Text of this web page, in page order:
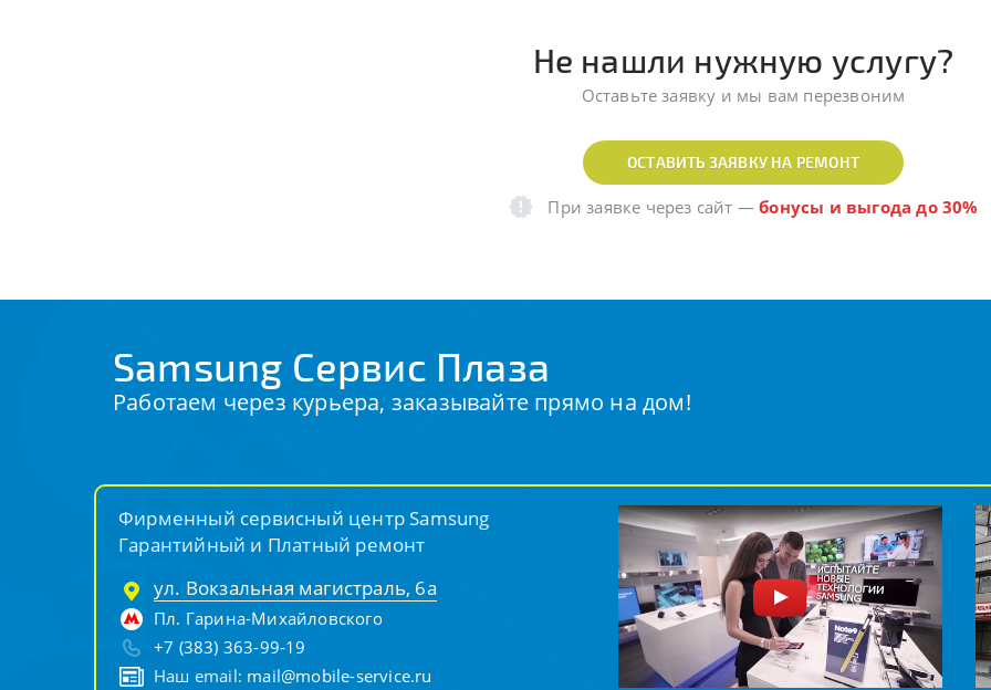
Не нашли нужную услугу?
Оставьте заявку и мы вам перезвоним
ОСТАВИТЬ ЗАЯВКУ НА РЕМОНТ
При заявке через сайт —бонусы и выгода до 30%
Samsung Сервис Плаза
Работаем через курьера, заказывайте прямо на дом!
Фирменный сервисный центр Samsung
Гарантийный и Платный ремонт
ул. Вокзальная магистраль, 6а
Пл. Гарина-Михайловского
+7 (383) 363-99-19
Наш email: mail@mobile-service.ru